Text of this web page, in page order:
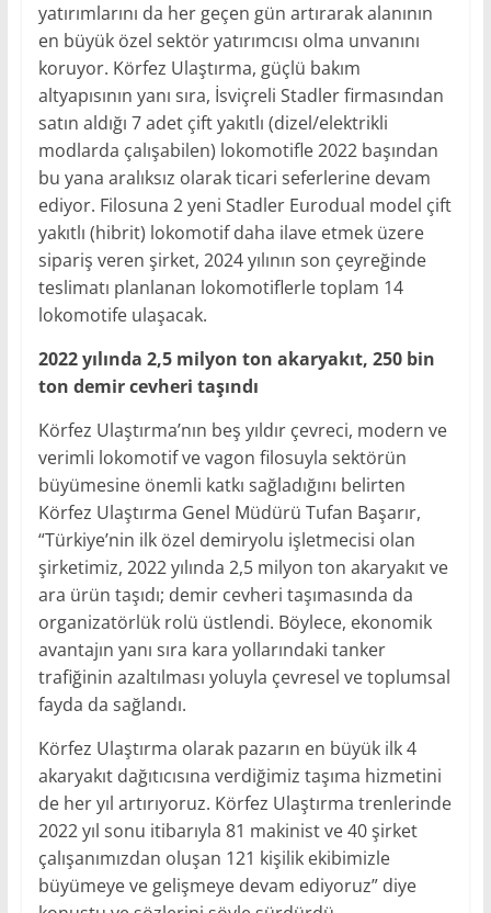
yatırımlarını da her geçen gün artırarak alanının
en büyük özel sektör yatırımcısı olma unvanını
koruyor. Körfez Ulaştırma, güçlü bakım
altyapısının yanı sıra, İsviçreli Stadler firmasından
satın aldığı 7 adet çift yakıtlı (dizel/elektrikli
modlarda çalışabilen) lokomotifle 2022 başından
bu yana aralıksız olarak ticari seferlerine devam
ediyor. Filosuna 2 yeni Stadler Eurodual model çift
yakıtlı (hibrit) lokomotif daha ilave etmek üzere
sipariş veren şirket, 2024 yılının son çeyreğinde
teslimatı planlanan lokomotiflerle toplam 14
lokomotife ulaşacak.
2022 yılında 2,5 milyon ton akaryakıt, 250 bin
ton demir cevheri taşındı
Körfez Ulaştırma’nın beş yıldır çevreci, modern ve
verimli lokomotif ve vagon filosuyla sektörün
büyümesine önemli katkı sağladığını belirten
Körfez Ulaştırma Genel Müdürü Tufan Başarır,
“Türkiye’nin ilk özel demiryolu işletmecisi olan
şirketimiz, 2022 yılında 2,5 milyon ton akaryakıt ve
ara ürün taşıdı; demir cevheri taşımasında da
organizatörlük rolü üstlendi. Böylece, ekonomik
avantajın yanı sıra kara yollarındaki tanker
trafiğinin azaltılması yoluyla çevresel ve toplumsal
fayda da sağlandı.
Körfez Ulaştırma olarak pazarın en büyük ilk 4
akaryakıt dağıtıcısına verdiğimiz taşıma hizmetini
de her yıl artırıyoruz. Körfez Ulaştırma trenlerinde
2022 yıl sonu itibarıyla 81 makinist ve 40 şirket
çalışanımızdan oluşan 121 kişilik ekibimizle
büyümeye ve gelişmeye devam ediyoruz” diye